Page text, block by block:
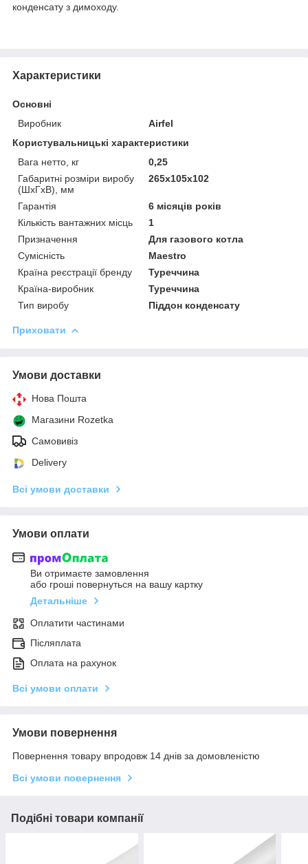
конденсату з димоходу.
Характеристики
Основні
Виробник
Airfel
Користувальницькі характеристики
Вага нетто, кг
0,25
Габаритні розміри виробу
(ШхГхВ), мм
265х105х102
Гарантія
6 місяців років
Кількість вантажних місць
1
Призначення
Для газового котла
Сумісність
Maestro
Країна реєстрації бренду
Туреччина
Країна-виробник
Туреччина
Тип виробу
Піддон конденсату
Приховати
Умови доставки
Нова Пошта
Магазини Rozetka
Самовивіз
Delivery
Всі умови доставки
Умови оплати
Ви отримаєте замовлення
або гроші повернуться на вашу картку
Детальніше
Оплатити частинами
Післяплата
Оплата на рахунок
Всі умови оплати
Умови повернення
Повернення товару впродовж 14 днів за домовленістю
Всі умови повернення
Подібні товари компанії